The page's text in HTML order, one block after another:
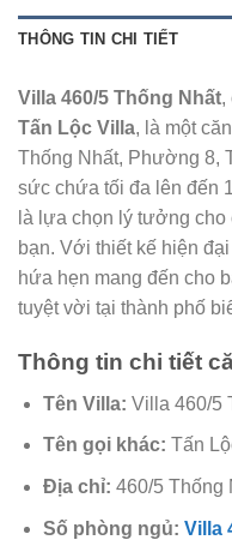
THÔNG TIN CHI TIẾT
Villa 460/5 Thống Nhất,
Tấn Lộc Villa, là một
Thống Nhất, Phường 8,
sức chứa tối đa lên đến
là lựa chọn lý tưởng
bạn. Với thiết kế hiện
hứa hẹn mang đến cho
tuyệt vời tại thành phố
Thông tin chi tiết
Tên Villa: Villa 460/5
Tên gọi khác: Tấn
Địa chỉ: 460/5 Thống
Số phòng ngủ: Villa